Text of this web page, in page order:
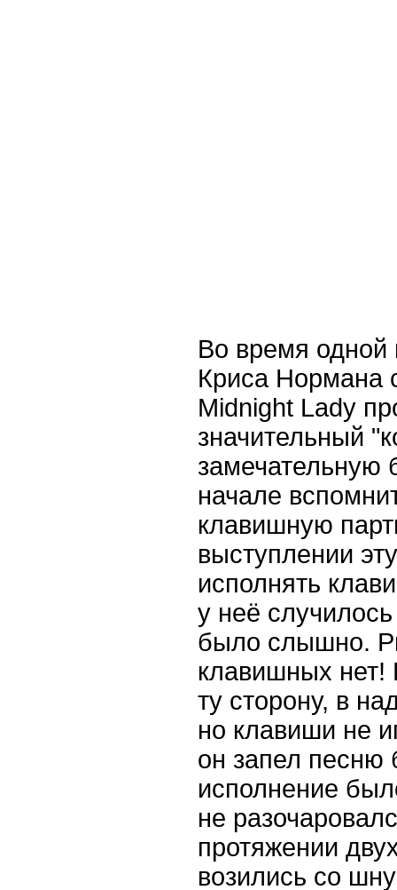
Во время одной
Криса Нормана
Midnight Lady
значительный
замечательную
начале
клавишную
выступлении
исполнять
у неё
было слышно.
клавишных нет!
ту сторону, в
но клавиши не
он запел песню
исполнение
не
протяжении
возились со